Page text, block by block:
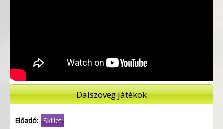
Dalszöveg játékok
Előadó: Skillet